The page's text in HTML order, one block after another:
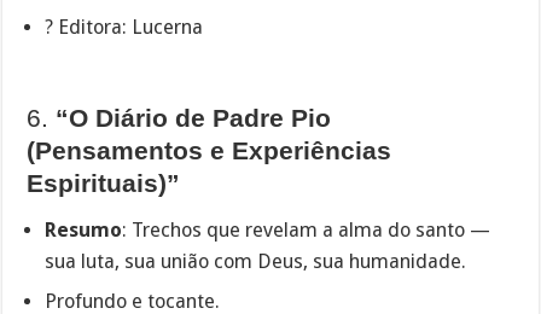
? Editora: Lucerna
6. “O Diário de Padre Pio
(Pensamentos e Experiências
Espirituais)”
Resumo: Trechos que revelam a alma do santo —
sua luta, sua união com Deus, sua humanidade.
Profundo e tocante.